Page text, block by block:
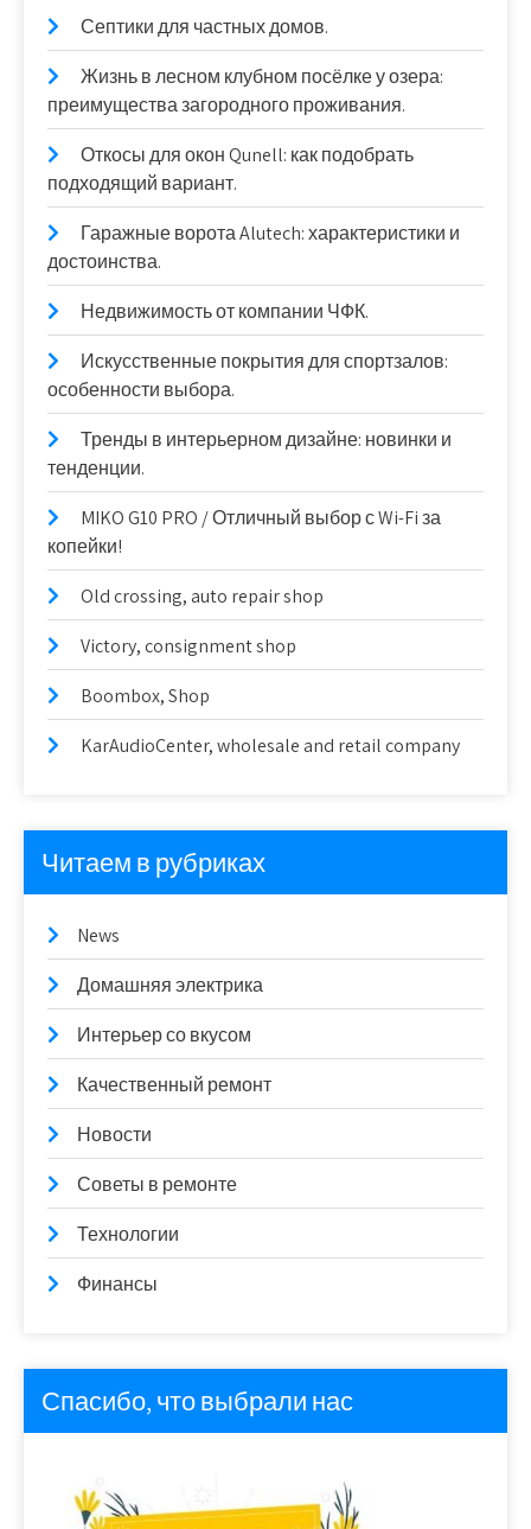
Септики для частных домов.
Жизнь в лесном клубном посёлке у озера:
преимущества загородного проживания.
Откосы для окон Qunell: как подобрать
подходящий вариант.
Гаражные ворота Alutech: характеристики и
достоинства.
Недвижимость от компании ЧФК.
Искусственные покрытия для спортзалов:
особенности выбора.
Тренды в интерьерном дизайне: новинки и
тенденции.
MIKO G10 PRO / Отличный выбор с Wi-Fi за
копейки!
Old crossing, auto repair shop
Victory, consignment shop
Boombox, Shop
KarAudioCenter, wholesale and retail company
Читаем в рубриках
News
Домашняя электрика
Интерьер со вкусом
Качественный ремонт
Новости
Советы в ремонте
Технологии
Финансы
Спасибо, что выбрали нас